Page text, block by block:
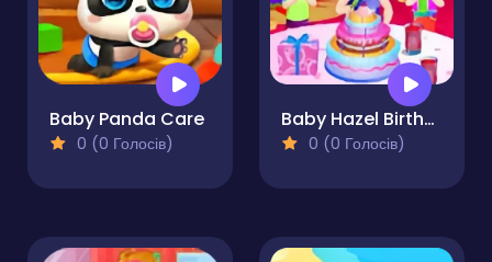
Baby Panda Care
0 (0 Голосів)
Baby Hazel Birthday Party
0 (0 Голосів)